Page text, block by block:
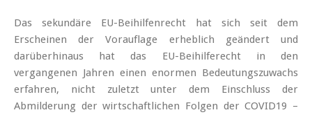
Das sekundäre EU-Beihilfenrecht hat sich seit dem
Erscheinen der Vorauflage erheblich geändert und
darüberhinaus hat das EU-Beihilferecht in den
vergangenen Jahren einen enormen Bedeutungszuwachs
erfahren, nicht zuletzt unter dem Einschluss der
Abmilderung der wirtschaftlichen Folgen der COVID19 –